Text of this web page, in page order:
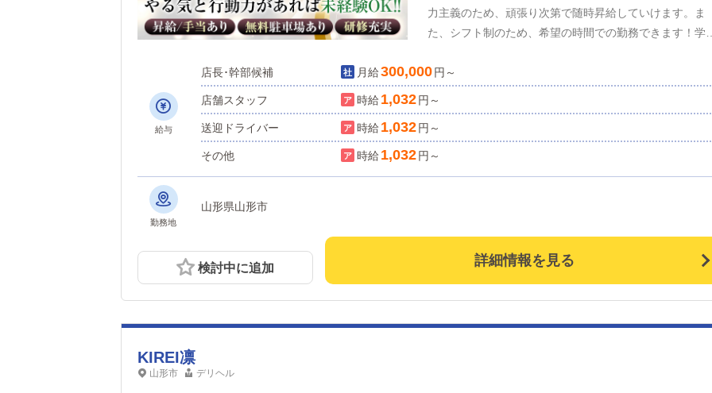
力主義のため、頑張り次第で随時昇給していけます。ま
た、シフト制のため、希望の時間での勤務できます！学歴
給与
店長･幹部候補 月給300,000円～
店舗スタッフ 時給 1,032円～
送迎ドライバー 時給 1,032円～
その他 時給 1,032円～
勤務地
山形県山形市
検討中に追加 詳細情報を見る
KIREI凛
山形市 デリヘル